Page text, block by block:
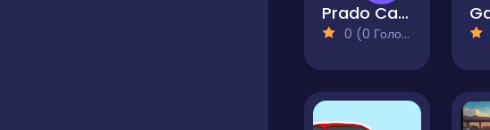
Prado Car Driving
0 (0 Голосів)